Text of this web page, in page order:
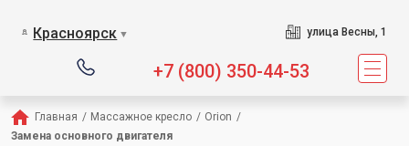
Красноярск ▼ улица Весны, 1
+7 (800) 350-44-53
Главная / Массажное кресло / Orion /
Замена основного двигателя